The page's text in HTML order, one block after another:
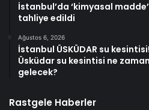
İstanbul’da ‘kimyasal
tahliye edildi
Ağustos 6, 2026
İstanbul ÜSKÜDAR su
Üsküdar su kesintisi ne
gelecek?
Rastgele Haberler